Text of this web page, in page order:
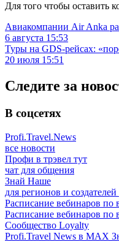
Для того чтобы оставить
Авиакомпании Air Anka
6 августа 15:53
Туры на GDS-рейсах:
20 июля 15:51
Следите за
В соцсетях
Profi.Travel.News
все новости
Профи в трэвел тут
чат для общения
Знай Наше
для регионов и
Расписание вебинаров по
Расписание вебинаров по
Сообщество Loyalty
Profi.Travel News в MAX